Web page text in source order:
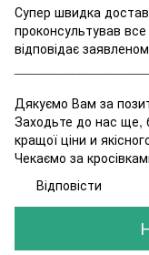
Супер швидка
проконсультував
відповідає
Дякуємо Вам за
Заходьте до нас ще,
кращої ціни и
Чекаємо за
Відповісти